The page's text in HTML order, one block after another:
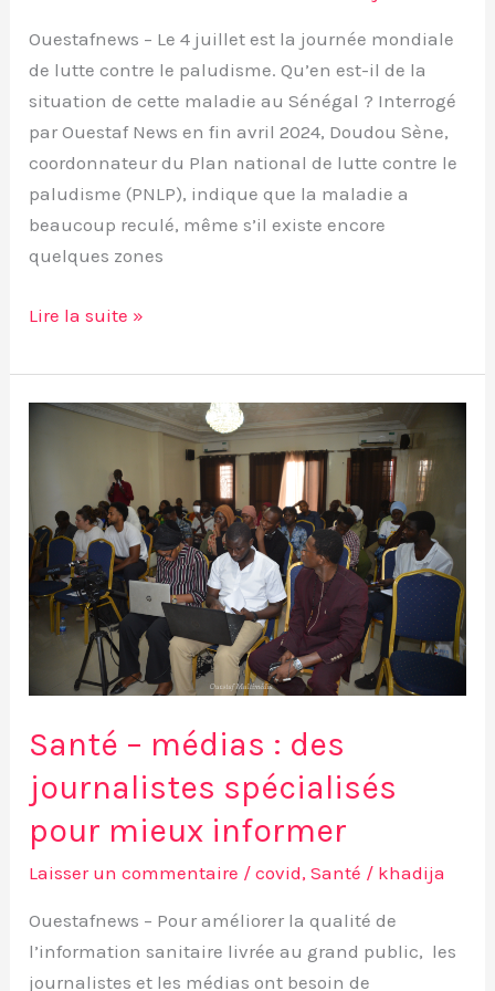
Ouestafnews – Le 4 juillet est la journée mondiale
de lutte contre le paludisme. Qu’en est-il de la
situation de cette maladie au Sénégal ? Interrogé
par Ouestaf News en fin avril 2024, Doudou Sène,
coordonnateur du Plan national de lutte contre le
paludisme (PNLP), indique que la maladie a
beaucoup reculé, même s’il existe encore
quelques zones
Lire la suite »
Santé – médias : des
journalistes spécialisés
pour mieux informer
Laisser un commentaire /covid,Santé / khadija
Ouestafnews – Pour améliorer la qualité de
l’information sanitaire livrée au grand public, les
journalistes et les médias ont besoin de
Santé
des
journalistes
spécialisés
pour
mieux
informer